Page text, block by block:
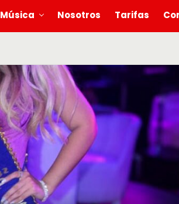
Música Nosotros Tarifas